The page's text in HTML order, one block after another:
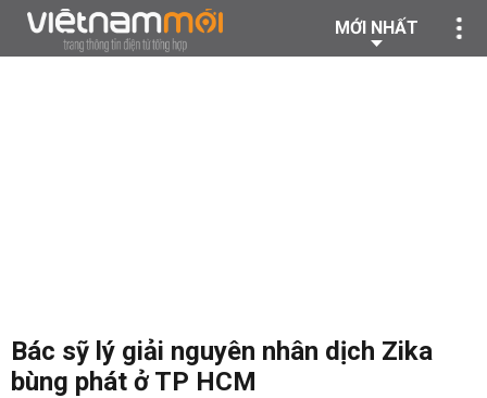
MỚI NHẤT
Bác sỹ lý giải nguyên nhân dịch Zika
bùng phát ở TP HCM